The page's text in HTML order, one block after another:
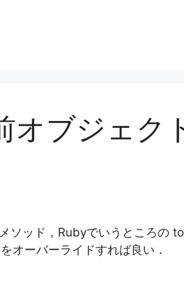
オブジェク
ッド，Rubyでいうところの
オーバーライドすれば良い．